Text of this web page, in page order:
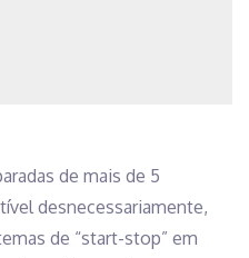
de mais de 5
desnecessariamente,
de “start-stop” em